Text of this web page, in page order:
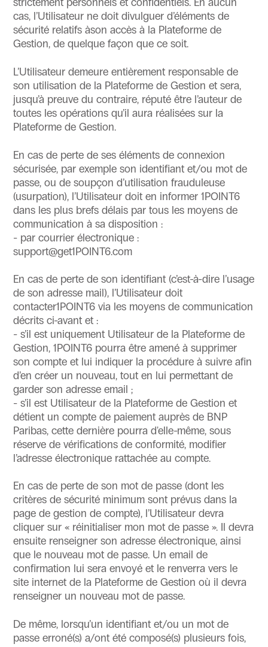
cas, l’Utilisateur ne doit divulguer d’éléments de
sécurité relatifs àson accès à la Plateforme de
Gestion, de quelque façon que ce soit.
L’Utilisateur demeure entièrement responsable de
son utilisation de la Plateforme de Gestion et sera,
jusqu’à preuve du contraire, réputé être l’auteur de
toutes les opérations qu’il aura réalisées sur la
Plateforme de Gestion.
En cas de perte de ses éléments de connexion
sécurisée, par exemple son identifiant et/ou mot de
passe, ou de soupçon d’utilisation frauduleuse
(usurpation), l’Utilisateur doit en informer 1POINT6
dans les plus brefs délais par tous les moyens de
communication à sa disposition :
- par courrier électronique :
support@get1POINT6.com
En cas de perte de son identifiant (c’est-à-dire l’usage
de son adresse mail), l’Utilisateur doit
contacter1POINT6 via les moyens de communication
décrits ci-avant et :
- s’il est uniquement Utilisateur de la Plateforme de
Gestion, 1POINT6 pourra être amené à supprimer
son compte et lui indiquer la procédure à suivre afin
d’en créer un nouveau, tout en lui permettant de
garder son adresse email ;
- s’il est Utilisateur de la Plateforme de Gestion et
détient un compte de paiement auprès de BNP
Paribas, cette dernière pourra d'elle-même, sous
réserve de vérifications de conformité, modifier
l’adresse électronique rattachée au compte.
En cas de perte de son mot de passe (dont les
critères de sécurité minimum sont prévus dans la
page de gestion de compte), l’Utilisateur devra
cliquer sur « réinitialiser mon mot de passe ». Il devra
ensuite renseigner son adresse électronique, ainsi
que le nouveau mot de passe. Un email de
confirmation lui sera envoyé et le renverra vers le
site internet de la Plateforme de Gestion où il devra
renseigner un nouveau mot de passe.
De même, lorsqu’un identifiant et/ou un mot de
passe erroné(s) a/ont été composé(s) plusieurs fois,